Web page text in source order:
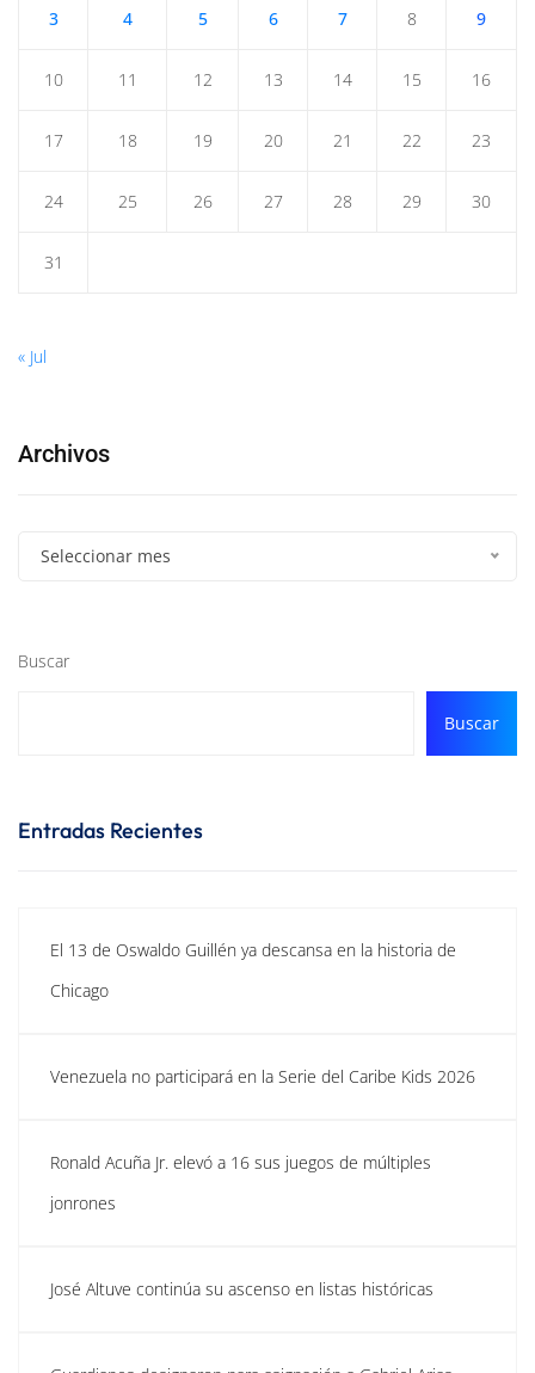
3 4 5 6 7 8 9
10 11 12 13 14 15 16
17 18 19 20 21 22 23
24 25 26 27 28 29 30
31
« Jul
Archivos
Seleccionar mes
Buscar
Buscar
Entradas Recientes
El 13 de Oswaldo Guillén ya descansa en la historia de
Chicago
Venezuela no participará en la Serie del Caribe Kids 2026
Ronald Acuña Jr. elevó a 16 sus juegos de múltiples
jonrones
José Altuve continúa su ascenso en listas históricas